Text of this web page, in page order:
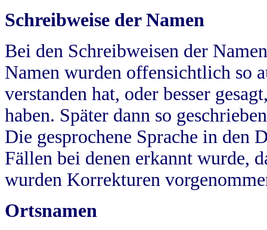
Schreibweise der Namen
Bei den Schreibweisen der
Namen wurden offensichtlich so
verstanden hat, oder besser
haben. Später dann so
Die gesprochene Sprache in
Fällen bei denen erkannt wurde,
wurden Korrekturen
Ortsnamen